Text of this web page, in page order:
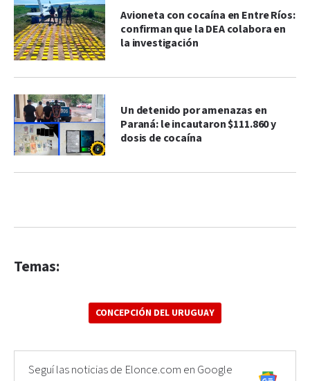
Avioneta con cocaína en Entre Ríos:
confirman que la DEA colabora en
la investigación
Un detenido por amenazas en
Paraná: le incautaron $111.860 y
dosis de cocaína
Temas:
CONCEPCIÓN DEL URUGUAY
Seguí las noticias de Elonce.com en Google